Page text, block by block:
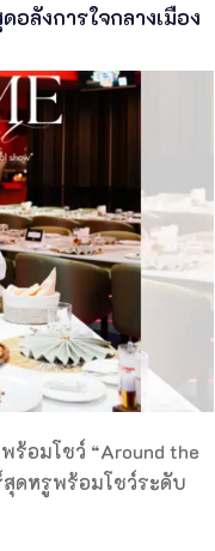
อลังการใจกลางเมือง
ร้อมโชว์ “Around the
สุดหรูพร้อมโชว์ระดับ